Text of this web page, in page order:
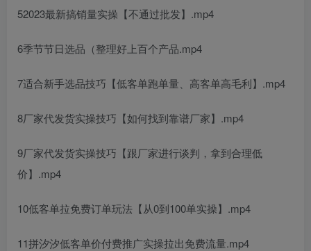
52023最新搞销量实操【不通过批发】.mp4
6季节节日选品（整理好上百个产品.mp4
7适合新手选品技巧【低客单跑单量、高客单高毛利】.mp4
8厂家代发货实操技巧【如何找到靠谱厂家】.mp4
9厂家代发货实操技巧【跟厂家进行谈判，拿到合理低
价】.mp4
10低客单拉免费订单玩法【从0到100单实操】.mp4
11拼汐汐低客单价付费推广实操拉出免费流量.mp4